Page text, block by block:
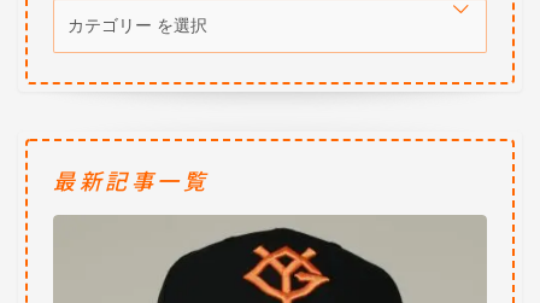
最新記事一覧